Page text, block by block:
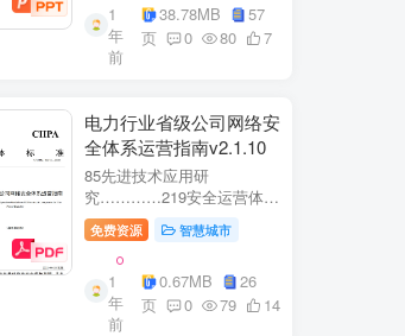
1
年
前
38.78MB
57
页
0 80 7
电力行业省级公司网络安
全体系运营指南v2.1.10
85先进技术应用研
究…………219安全运营体
系……2291网络安全运
营..2292业务安全运
营.......249.3网络与业务安全
联动.·26
免费资源 智慧城市
1
年
前
0.67MB
26
页
0 79 14